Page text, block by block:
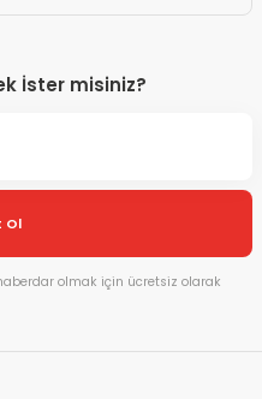
İster misiniz?
Ol
olmak için ücretsiz olarak